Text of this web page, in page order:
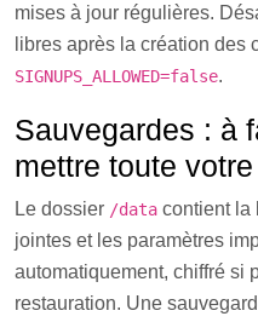
mises à jour régulières.
libres après la création des
SIGNUPS_ALLOWED=false.
Sauvegardes : à
mettre toute
Le dossier /data contient la
jointes et les paramètres
automatiquement, chiffré si
restauration. Une